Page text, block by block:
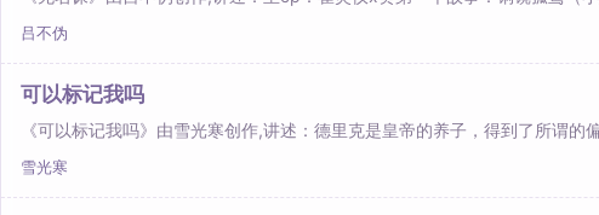
吕不伪
可以标记我吗
《可以标记我吗》由雪光寒创作,讲述：德里克是皇帝的养子，得到了所谓
雪光寒